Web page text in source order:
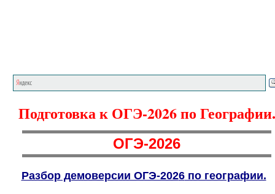
Подготовка к ОГЭ-2026 по Географии.
ОГЭ-2026
Разбор демоверсии ОГЭ-2026по географии.